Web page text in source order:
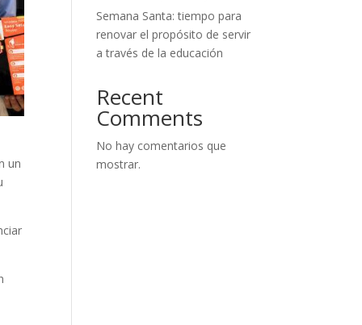
un
Semana Santa: tiempo para
renovar el propósito de servir
a través de la educación
Recent
Comments
No hay comentarios que
mostrar.